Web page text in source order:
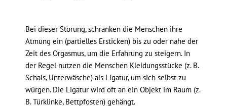
Bei dieser Störung, schränken die Menschen ihre
Atmung ein (partielles Ersticken) bis zu oder nahe der
Zeit des Orgasmus, um die Erfahrung zu steigern. In
der Regel nutzen die Menschen Kleidungsstücke (z. B.
Schals, Unterwäsche) als Ligatur, um sich selbst zu
würgen. Die Ligatur wird oft an ein Objekt im Raum (z.
B. Türklinke, Bettpfosten) gehängt.